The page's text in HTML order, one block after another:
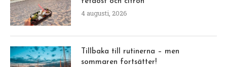
4 augusti, 2026
Tillbaka till rutinerna – men
sommaren fortsätter!